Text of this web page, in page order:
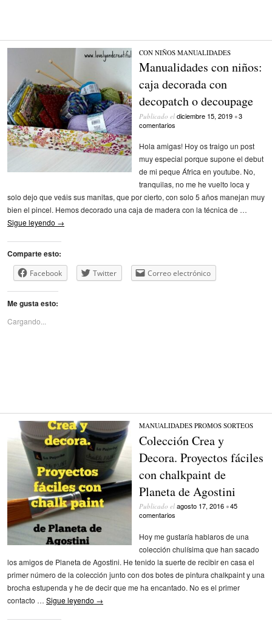
CON NIÑOS/MANUALIDADES
Manualidades con niños:
caja decorada con
decopatch o decoupage
Publicado el diciembre 15, 2019 •3
comentarios
Hola amigas! Hoy os traigo un post
muy especial porque supone el debut
de mi peque África en youtube. No,
tranquilas, no me he vuelto loca y
solo dejo que veáis sus manitas, que por cierto, con solo 5 años manejan muy
bien el pincel. Hemos decorado una caja de madera con la técnica de …
Sigue leyendo →
Comparte esto:
Facebook Twitter Correo electrónico
Me gusta esto:
Cargando...
MANUALIDADES/PROMOS/SORTEOS
Colección Crea y
Decora. Proyectos fáciles
con chalkpaint de
Planeta de Agostini
Publicado el agosto 17, 2016 •45
comentarios
Hoy me gustaría hablaros de una
colección chulísima que han sacado
los amigos de Planeta de Agostini. He tenido la suerte de recibir en casa el
primer número de la colección junto con dos botes de pintura chalkpaint y una
brocha estupenda y he de decir que me ha encantado. No es el primer
contacto … Sigue leyendo →